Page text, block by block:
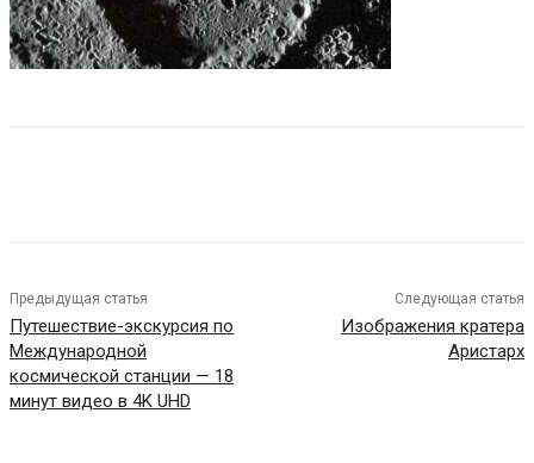
Предыдущая статья
Путешествие-экскурсия по
Международной
космической станции — 18
минут видео в 4K UHD
Следующая статья
Изображения кратера
Аристарх